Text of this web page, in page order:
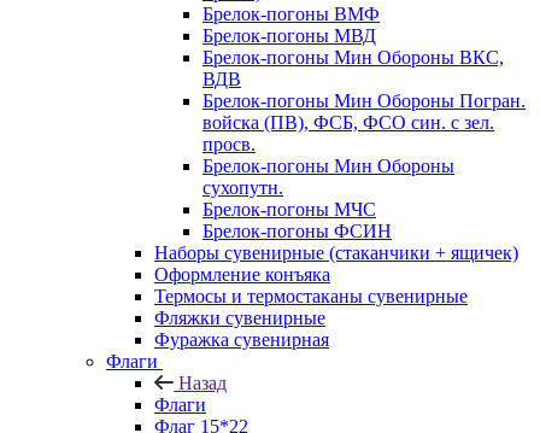
Брелок-погоны ВМФ
Брелок-погоны МВД
Брелок-погоны Мин Обороны ВКС,
ВДВ
Брелок-погоны Мин Обороны Погран.
войска (ПВ), ФСБ, ФСО син. с зел.
просв.
Брелок-погоны Мин Обороны
сухопутн.
Брелок-погоны МЧС
Брелок-погоны ФСИН
Наборы сувенирные (стаканчики + ящичек)
Оформление конъяка
Термосы и термостаканы сувенирные
Фляжки сувенирные
Фуражка сувенирная
Флаги
Назад
Флаги
Флаг 15*22